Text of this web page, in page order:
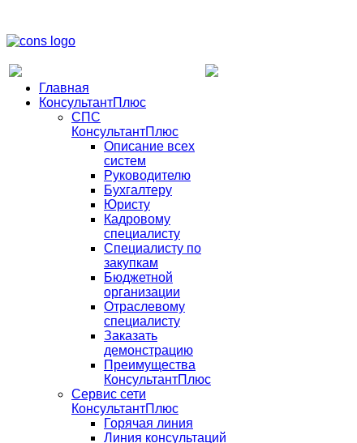
Главная
КонсультантПлюс
СПС
КонсультантПлюс
Описание всех
систем
Руководителю
Бухгалтеру
Юристу
Кадровому
специалисту
Специалисту по
закупкам
Бюджетной
организации
Отраслевому
специалисту
Заказать
демонстрацию
Преимущества
КонсультантПлюс
Сервис сети
КонсультантПлюс
Горячая линия
Линия консультаций